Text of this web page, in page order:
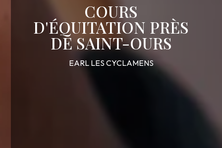
COURS
D'ÉQUITATION PRÈS
DE SAINT-OURS
EARL LES CYCLAMENS